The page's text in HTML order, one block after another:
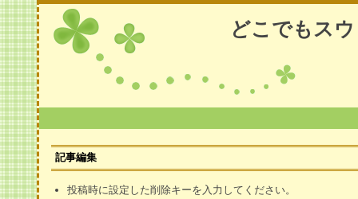
どこでもス
記事編集
投稿時に設定した削除キーを入力してください。